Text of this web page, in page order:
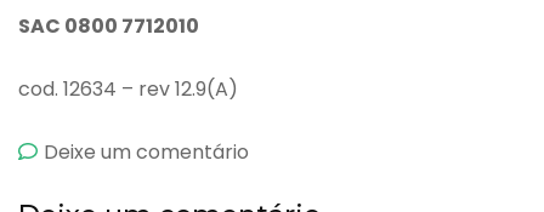
SAC 0800 7712010
cod. 12634 – rev 12.9(A)
Deixe um comentário